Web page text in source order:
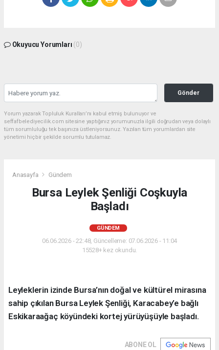
Okuyucu Yorumları (0)
Gönder
Yorum yazarak Topluluk Kuralları’nı kabul etmiş bulunuyor ve
seffafbelediyecilik.com sitesine yaptığınız yorumunuzla ilgili doğrudan veya dolaylı
tüm sorumluluğu tek başınıza üstleniyorsunuz. Yazılan tüm yorumlardan site
yönetimi hiçbir şekilde sorumlu tutulamaz.
Anasayfa Gündem
Bursa Leylek Şenliği Coşkuyla
Başladı
GÜNDEM
06.06.2026 - 22:48, Güncelleme: 07.06.2026 - 11:04
15528+ kez okundu.
Leyleklerin izinde Bursa’nın doğal ve kültürel mirasına
sahip çıkılan Bursa Leylek Şenliği, Karacabey’e bağlı
Eskikaraağaç köyündeki kortej yürüyüşüyle başladı.
ABONE OL